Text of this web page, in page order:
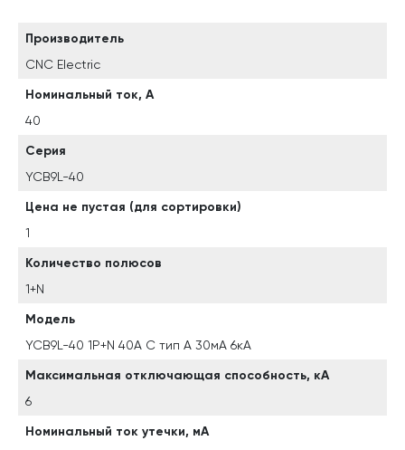
Производитель
CNC Electric
Номинальный ток, А
40
Серия
YCB9L-40
Цена не пустая (для сортировки)
1
Количество полюсов
1+N
Модель
YCB9L-40 1P+N 40A C тип A 30мА 6кА
Максимальная отключающая способность, кА
6
Номинальный ток утечки, мА